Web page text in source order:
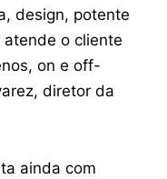
design, potente
o cliente
on e off-
diretor da
ainda com